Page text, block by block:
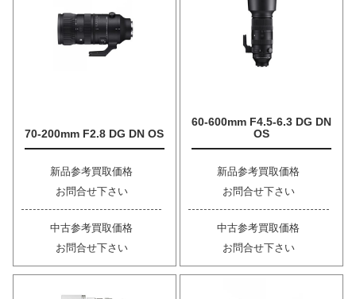
70-200mm F2.8 DG DN OS
新品参考買取価格
お問合せ下さい
中古参考買取価格
お問合せ下さい
60-600mm F4.5-6.3 DG DN
OS
新品参考買取価格
お問合せ下さい
中古参考買取価格
お問合せ下さい